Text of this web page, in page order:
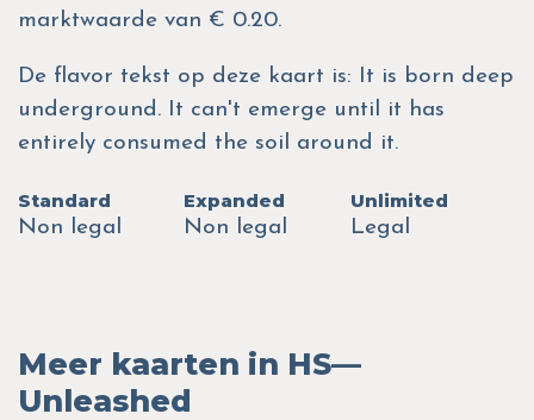
marktwaarde van € 0.20.
De flavor tekst op deze kaart is: It is born deep
underground. It can't emerge until it has
entirely consumed the soil around it.
Standard
Non legal
Expanded
Non legal
Unlimited
Legal
Meer kaarten in HS—
Unleashed